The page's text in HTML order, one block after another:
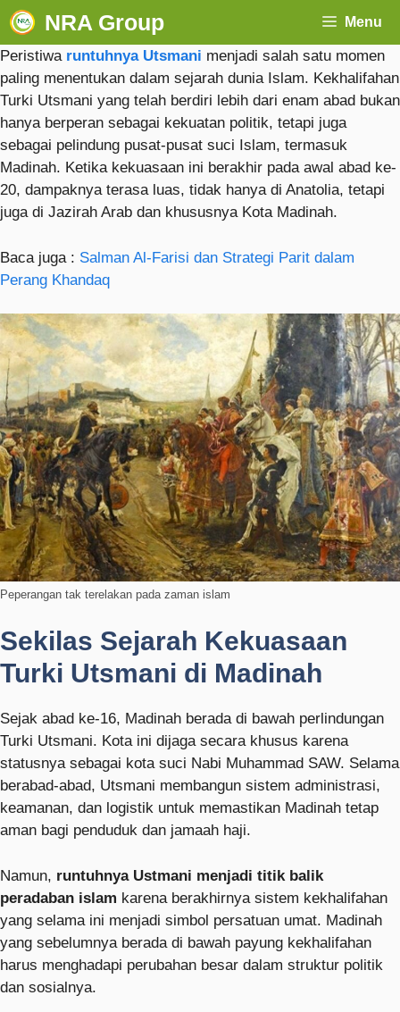
NRA Group Menu
Peristiwa runtuhnya Utsmani menjadi salah satu momen
paling menentukan dalam sejarah dunia Islam. Kekhalifahan
Turki Utsmani yang telah berdiri lebih dari enam abad bukan
hanya berperan sebagai kekuatan politik, tetapi juga
sebagai pelindung pusat-pusat suci Islam, termasuk
Madinah. Ketika kekuasaan ini berakhir pada awal abad ke-
20, dampaknya terasa luas, tidak hanya di Anatolia, tetapi
juga di Jazirah Arab dan khususnya Kota Madinah.
Baca juga : Salman Al-Farisi dan Strategi Parit dalam
Perang Khandaq
Peperangan tak terelakan pada zaman islam
Sekilas Sejarah Kekuasaan
Turki Utsmani di Madinah
Sejak abad ke-16, Madinah berada di bawah perlindungan
Turki Utsmani. Kota ini dijaga secara khusus karena
statusnya sebagai kota suci Nabi Muhammad SAW. Selama
berabad-abad, Utsmani membangun sistem administrasi,
keamanan, dan logistik untuk memastikan Madinah tetap
aman bagi penduduk dan jamaah haji.
Namun, runtuhnya Ustmani menjadi titik balik
peradaban islam karena berakhirnya sistem kekhalifahan
yang selama ini menjadi simbol persatuan umat. Madinah
yang sebelumnya berada di bawah payung kekhalifahan
harus menghadapi perubahan besar dalam struktur politik
dan sosialnya.